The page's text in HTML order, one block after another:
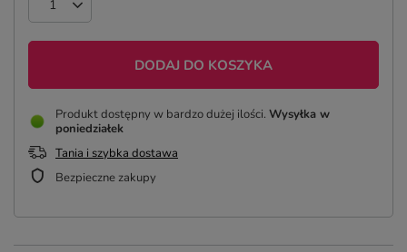
DODAJ DO KOSZYKA
Produkt dostępny w bardzo dużej ilości Wysyłka w
poniedziałek
Tania i szybka dostawa
Bezpieczne zakupy